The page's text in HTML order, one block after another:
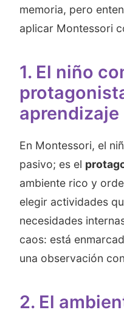
memoria, pero
aplicar Montessori
1. El niño
aprendizaje
En Montessori, el
pasivo; es el
ambiente rico y
elegir actividades
necesidades
caos: está
una observación
2. El